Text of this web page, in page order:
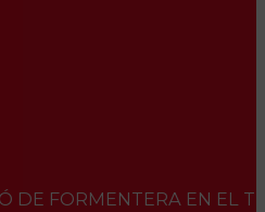
DE FORMENTERA EN EL